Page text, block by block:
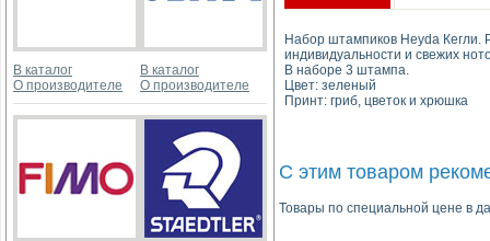
В каталог
О производителе
В каталог
О производителе
Набор штампиков Heyda Кегли.
индивидуальности и свежих
В наборе 3 штампа.
Цвет: зеленый
Принт: гриб, цветок и хрюшка
С этим товаром
Товары по специальной цене в